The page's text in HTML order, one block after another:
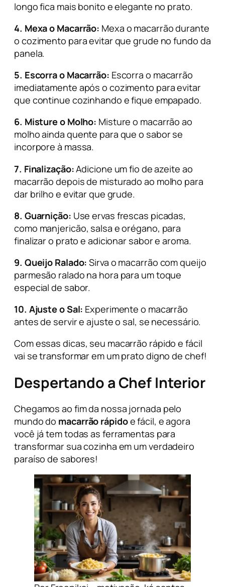
longo fica mais bonito e elegante no prato.
4. Mexa o Macarrão: Mexa o macarrão durante
o cozimento para evitar que grude no fundo da
panela.
5. Escorra o Macarrão: Escorra o macarrão
imediatamente após o cozimento para evitar
que continue cozinhando e fique empapado.
6. Misture o Molho: Misture o macarrão ao
molho ainda quente para que o sabor se
incorpore à massa.
7. Finalização:Adicione um fio de azeite ao
macarrão depois de misturado ao molho para
dar brilho e evitar que grude.
8. Guarnição: Use ervas frescas picadas,
como manjericão, salsa e orégano, para
finalizar o prato e adicionar sabor e aroma.
9. Queijo Ralado: Sirva o macarrão com queijo
parmesão ralado na hora para um toque
especial de sabor.
10. Ajuste o Sal: Experimente o macarrão
antes de servir e ajuste o sal, se necessário.
Com essas dicas, seu macarrão rápido e fácil
vai se transformar em um prato digno de chef!
Despertando a Chef Interior
Chegamos ao fim da nossa jornada pelo
mundo do macarrão rápidoe fácil, e agora
você já tem todas as ferramentas para
transformar sua cozinha em um verdadeiro
paraíso de sabores!